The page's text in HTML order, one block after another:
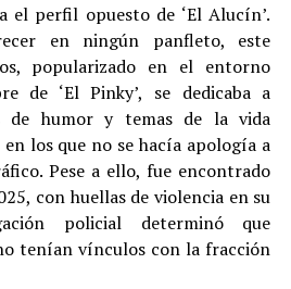
el perfil opuesto de ‘El Alucín’.
en ningún panfleto, este
popularizado en el entorno
de ‘El Pinky’, se dedicaba a
de humor y temas de la vida
los que no se hacía apología a
Pese a ello, fue encontrado
con huellas de violencia en su
policial determinó que
tenían vínculos con la fracción